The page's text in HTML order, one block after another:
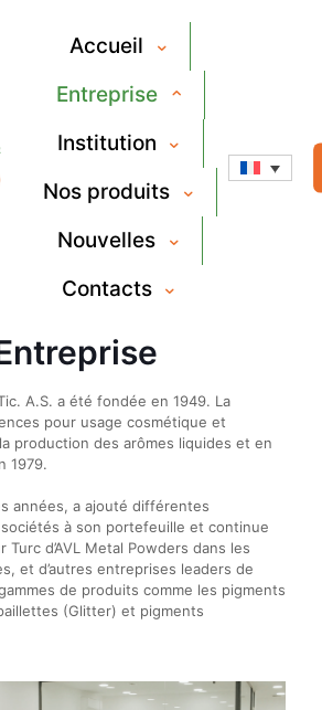
Accueil
Entreprise
Institution
Nos produits
Nouvelles
Contacts
A.S. a été fondée en 1949. La
pour usage cosmétique et
production des arômes liquides et en
1979.
années, a ajouté différentes
à son portefeuille et continue
d’AVL Metal Powders dans les
et d’autres entreprises leaders de
de produits comme les pigments
(Glitter) et pigments